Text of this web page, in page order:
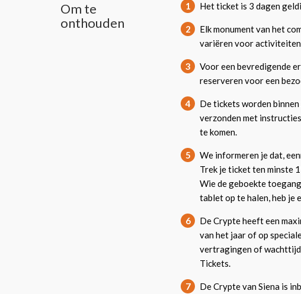
Om te
onthouden
1 Het ticket is 3 dagen
2
Elk monument van het
variëren voor
3
Voor een bevredigende
reserveren voor een
4
De tickets worden
verzonden met
te komen.
5
We informeren je dat,
Trek je ticket ten minste
Wie de geboekte
tablet op te halen, heb je
6
De Crypte heeft een
van het jaar of op
vertragingen of
Tickets.
7 De Crypte van Siena is